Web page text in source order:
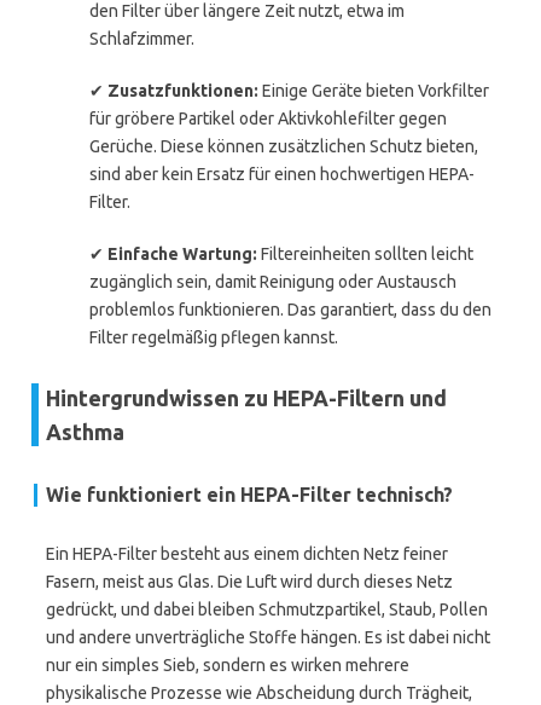
den Filter über längere Zeit nutzt, etwa im
Schlafzimmer.
✔ Zusatzfunktionen: Einige Geräte bieten Vorkfilter
für gröbere Partikel oder Aktivkohlefilter gegen
Gerüche. Diese können zusätzlichen Schutz bieten,
sind aber kein Ersatz für einen hochwertigen HEPA-
Filter.
✔ Einfache Wartung: Filtereinheiten sollten leicht
zugänglich sein, damit Reinigung oder Austausch
problemlos funktionieren. Das garantiert, dass du den
Filter regelmäßig pflegen kannst.
Hintergrundwissen zu HEPA-Filtern und
Asthma
Wie funktioniert ein HEPA-Filter technisch?
Ein HEPA-Filter besteht aus einem dichten Netz feiner
Fasern, meist aus Glas. Die Luft wird durch dieses Netz
gedrückt, und dabei bleiben Schmutzpartikel, Staub, Pollen
und andere unverträgliche Stoffe hängen. Es ist dabei nicht
nur ein simples Sieb, sondern es wirken mehrere
physikalische Prozesse wie Abscheidung durch Trägheit,